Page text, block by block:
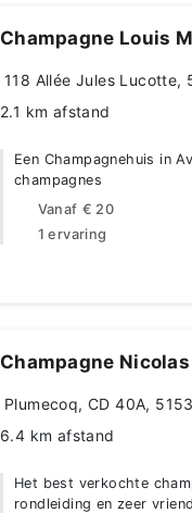
Champagne Louis
118 Allée Jules Lucotte,
2.1 km afstand
Een Champagnehuis in
champagnes
Vanaf € 20
1 ervaring
Champagne
Plumecoq, CD 40A,
6.4 km afstand
Het best verkochte
rondleiding en zeer